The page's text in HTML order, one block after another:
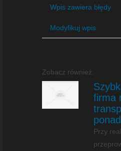
Wpis zawiera błędy
Modyfikuj wpis
Zobacz również:
firma
Przy